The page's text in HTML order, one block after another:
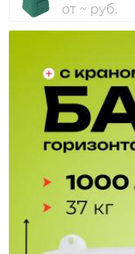
от ~ руб.